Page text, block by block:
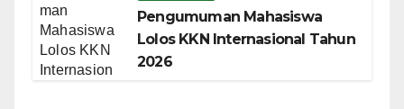
Pengumuman Mahasiswa
Lolos KKN Internasional Tahun
2026